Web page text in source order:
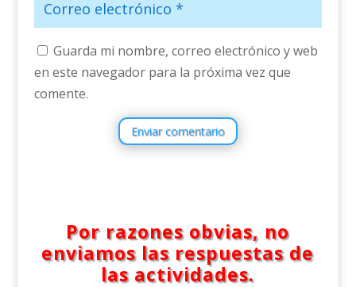
Guarda mi nombre, correo electrónico y web
en este navegador para la próxima vez que
comente.
Enviar comentario
Por razones obvias, no
enviamos las respuestas de
las actividades.